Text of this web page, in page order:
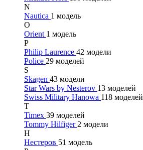
N
Nautica 1 модель
O
Orient 1 модель
P
Philip Laurence 42 модели
Police 29 моделей
S
Skagen 43 модели
Star Wars by Nesterov 13 моделей
Swiss Military Hanowa 118 моделей
T
Timex 39 моделей
Tommy Hilfiger 2 модели
Н
Нестеров 51 модель